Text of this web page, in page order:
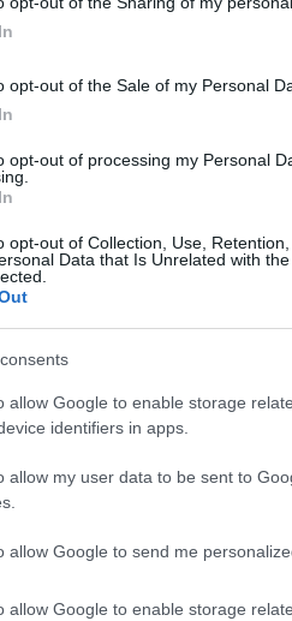
opt-out of the Sale of my Personal
opt-out of processing my Personal
opt-out of Collection, Use,
Data that Is Unrelated with
allow Google to enable storage
identifiers in apps.
allow my user data to be sent to
allow Google to send me
allow Google to enable storage
pirítjuk.
pároljuk.
majd a hagymás zsírra
színt kap.